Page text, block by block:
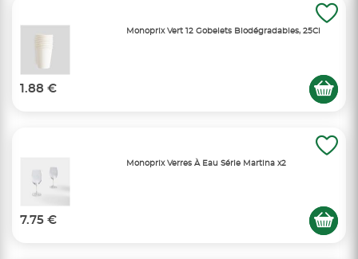
Monoprix Vert 12 Gobelets Biodégradables, 25Cl
1.88 €
Monoprix Verres À Eau Série Martina x2
7.75 €